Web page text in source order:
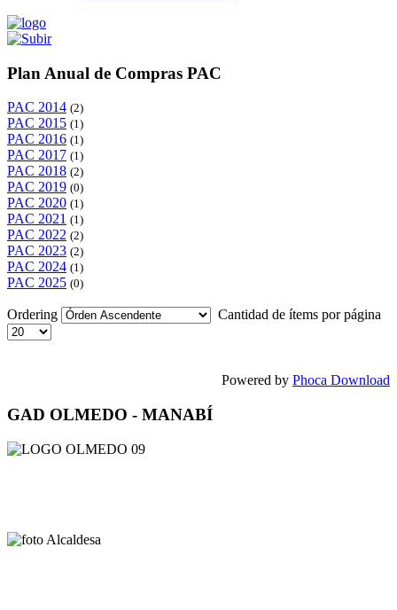
Plan Anual de Compras PAC
PAC 2014 (2)
PAC 2015 (1)
PAC 2016 (1)
PAC 2017 (1)
PAC 2018 (2)
PAC 2019 (0)
PAC 2020 (1)
PAC 2021 (1)
PAC 2022 (2)
PAC 2023 (2)
PAC 2024 (1)
PAC 2025 (0)
Ordering Cantidad de ítems por página
Powered by Phoca Download
GAD OLMEDO - MANABÍ